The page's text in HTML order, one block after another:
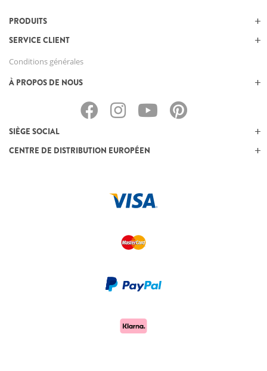
PRODUITS
SERVICE CLIENT
Conditions générales
À PROPOS DE NOUS
SIÈGE SOCIAL
CENTRE DE DISTRIBUTION EUROPÉEN